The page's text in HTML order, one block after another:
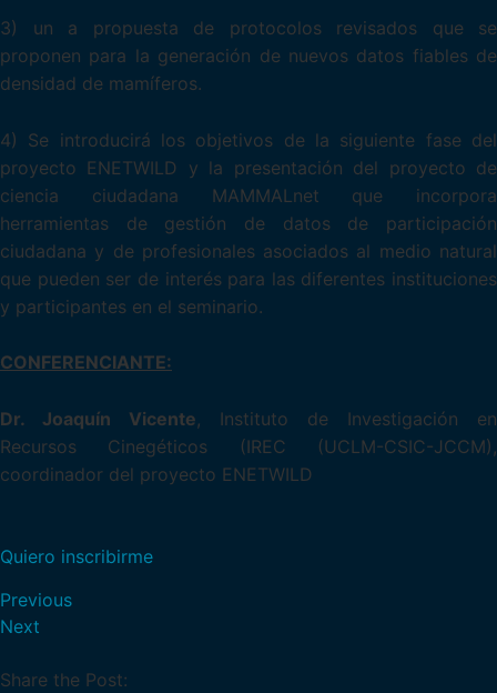
3) un a propuesta de protocolos revisados que se
proponen para la generación de nuevos datos fiables de
densidad de mamíferos.
4) Se introducirá los objetivos de la siguiente fase del
proyecto ENETWILD y la presentación del proyecto de
ciencia ciudadana MAMMALnet que incorpora
herramientas de gestión de datos de participación
ciudadana y de profesionales asociados al medio natural
que pueden ser de interés para las diferentes instituciones
y participantes en el seminario.
CONFERENCIANTE:
Dr. Joaquín Vicente, Instituto de Investigación en
Recursos Cinegéticos (IREC (UCLM-CSIC-JCCM),
coordinador del proyecto ENETWILD
Quiero inscribirme
Previous
Next
Share the Post: